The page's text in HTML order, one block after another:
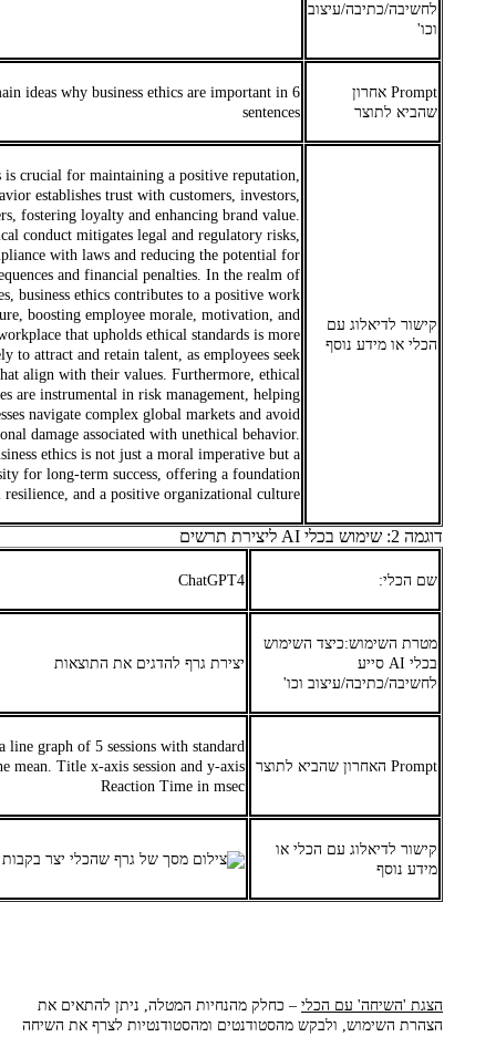
לחשיבה/כתיבה/עיצוב
וכו'
Prompt אחרון
שהביא לתוצר
ideas why business ethics are important in 6
sentences
קישור לדיאלוג עם
הכלי או מידע נוסף
is crucial for maintaining a positive reputation,
establishes trust with customers, investors,
fostering loyalty and enhancing brand value.
conduct mitigates legal and regulatory risks,
with laws and reducing the potential for
and financial penalties. In the realm of
business ethics contributes to a positive work
boosting employee morale, motivation, and
that upholds ethical standards is more
to attract and retain talent, as employees seek
align with their values. Furthermore, ethical
are instrumental in risk management, helping
navigate complex global markets and avoid
damage associated with unethical behavior.
ethics is not just a moral imperative but a
for long-term success, offering a foundation
and a positive organizational culture.
דוגמה 2: שימוש בכלי AI ליצירת תרשים
שם הכלי: ChatGPT4
מטרת השימוש:כיצד השימוש
בכלי AI סייע
לחשיבה/כתיבה/עיצוב וכו'
יצירת גרף להדגים את התוצאות
Prompt האחרון שהביא לתוצר
line graph of 5 sessions with standard
mean. Title x-axis session and y-axis
Reaction Time in msec
קישור לדיאלוג עם הכלי או
מידע נוסף
הצגת 'השיחה' עם הכלי – כחלק מהנחיות המטלה, ניתן להתאים את
הצהרת השימוש, ולבקש מהסטודנטים ומהסטודנטיות לצרף את השיחה